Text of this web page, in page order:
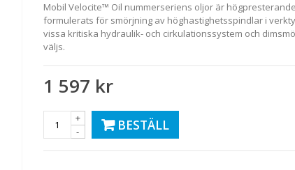
Mobil Velocite™ Oil nummerseriens oljor är
formulerats för smörjning av höghastighetsspindlar i
vissa kritiska hydraulik- och cirkulationssystem och
väljs.
1 597 kr
-
+ BESTÄLL